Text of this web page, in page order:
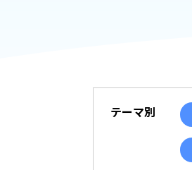
テーマ別